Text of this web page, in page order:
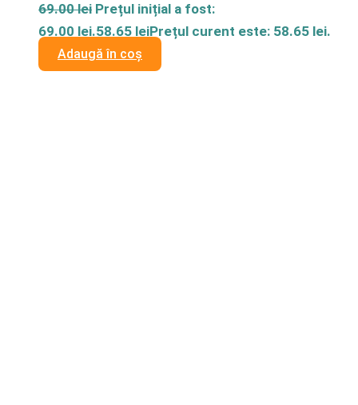
69.00lei Prețul inițial a fost:
69.00 lei.58.65 leiPrețul curent este: 58.65 lei.
Adaugă în coș